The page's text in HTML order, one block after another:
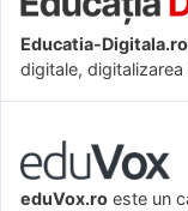
Educatia-Digitala.ro
digitale, digitalizarea
eduVox.ro este un